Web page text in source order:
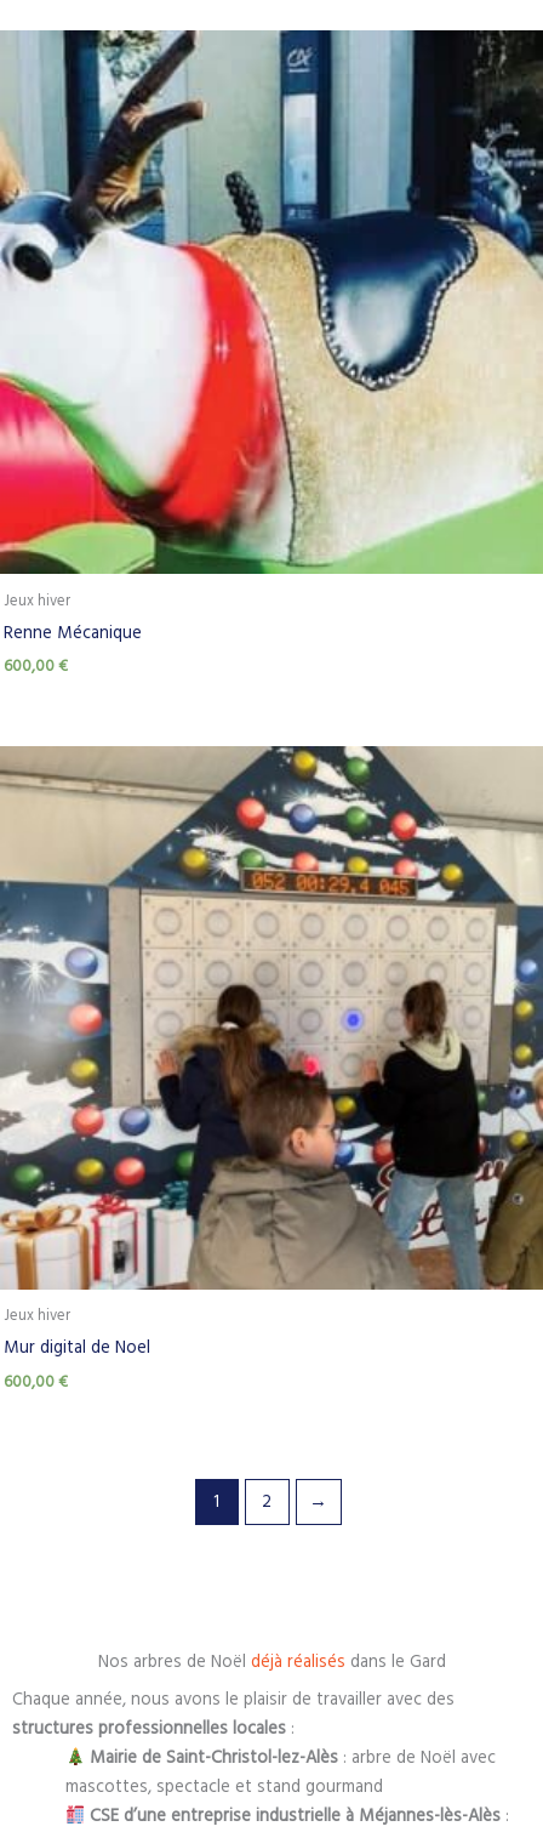
Jeux hiver
Renne Mécanique
600,00€
Jeux hiver
Mur digital de Noel
600,00€
1 2 →
Nos arbres de Noël déjà réalisés dans le Gard
Chaque année, nous avons le plaisir de travailler avec des
structures professionnelles locales :
Mairie de Saint-Christol-lez-Alès : arbre de Noël avec
mascottes, spectacle et stand gourmand
CSE d’une entreprise industrielle à Méjannes-lès-Alès :